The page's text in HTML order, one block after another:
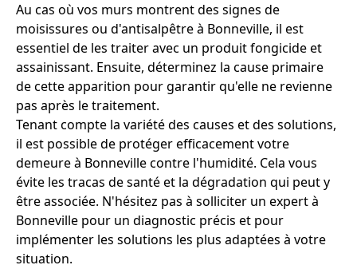
Au cas où vos murs montrent des signes de
moisissures ou d'antisalpêtre à Bonneville, il est
essentiel de les traiter avec un produit fongicide et
assainissant. Ensuite, déterminez la cause primaire
de cette apparition pour garantir qu'elle ne revienne
pas après le traitement.
Tenant compte la variété des causes et des solutions,
il est possible de protéger efficacement votre
demeure à Bonneville contre l'humidité. Cela vous
évite les tracas de santé et la dégradation qui peut y
être associée. N'hésitez pas à solliciter un expert à
Bonneville pour un diagnostic précis et pour
implémenter les solutions les plus adaptées à votre
situation.